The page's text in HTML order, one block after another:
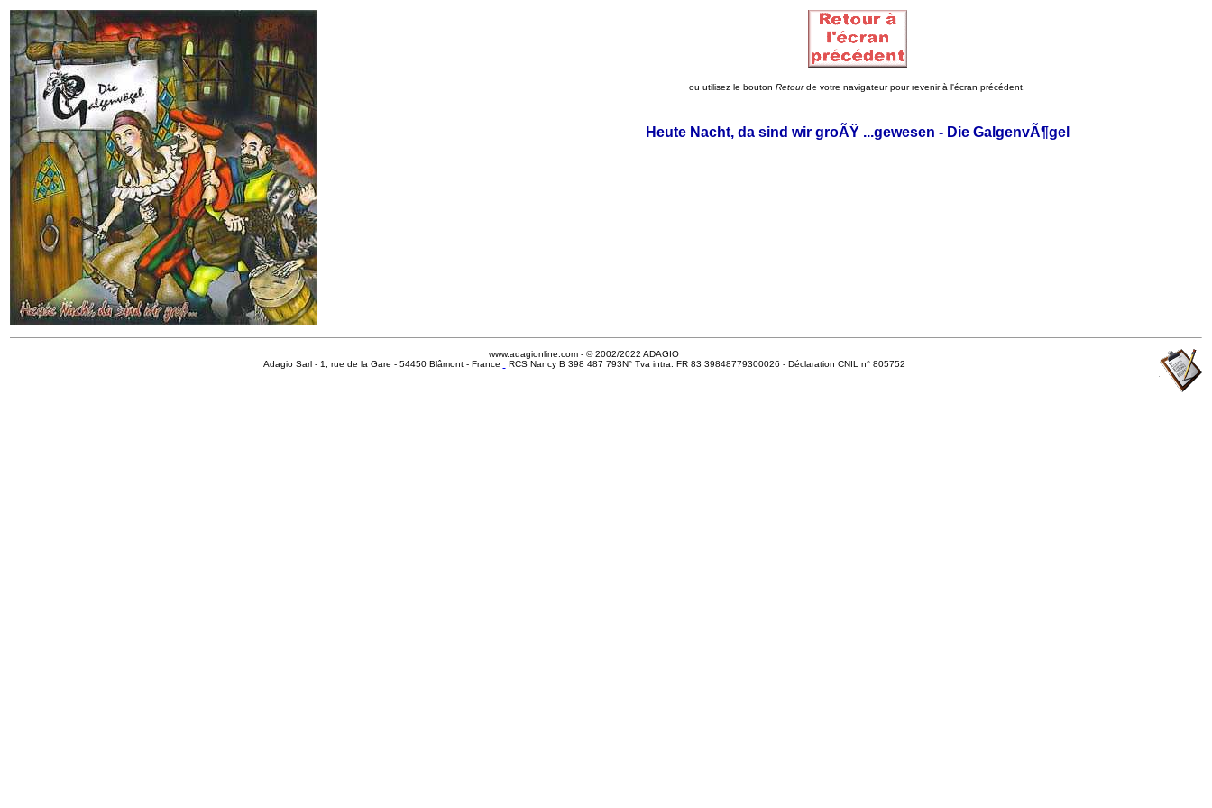
ou utilisez le bouton Retourde votre navigateur pour revenir à l'écran précédent.
Heute Nacht, da sind wir groÃŸ ...gewesen - Die GalgenvÃ¶gel
www.adagionline.com - © 2002/2022 ADAGIO
Adagio Sarl - 1, rue de la Gare - 54450 Blâmont - France
RCS Nancy B 398 487 793N° Tva intra. FR 83 39848779300026 - Déclaration CNIL n° 805752